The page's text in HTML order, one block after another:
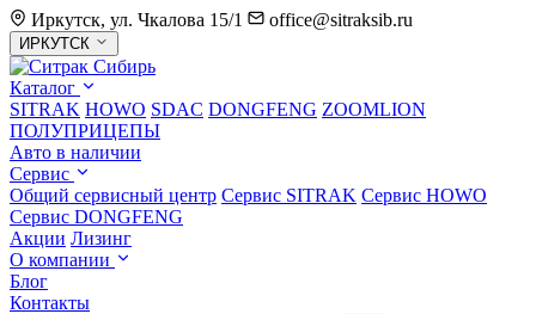
Иркутск, ул. Чкалова 15/1
office@sitraksib.ru
Выбор
города
ИРКУТСК
Каталог
SITRAK HOWO SDAC DONGFENG ZOOMLION
ПОЛУПРИЦЕПЫ
Авто в наличии
Сервис
Общий сервисный центр Сервис SITRAK Сервис HOWO
Сервис DONGFENG
Акции Лизинг
О компании
Блог
Контакты